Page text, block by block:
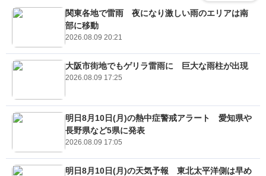
関東各地で雷雨 夜になり激しい雨のエリアは南
部に移動
2026.08.09 20:21
大阪市街地でもゲリラ雷雨に 巨大な雨柱が出現
2026.08.09 17:25
明日8月10日(月)の熱中症警戒アラート 愛知県や
長野県など5県に発表
2026.08.09 17:05
明日8月10日(月)の天気予報 東北太平洋側は早め